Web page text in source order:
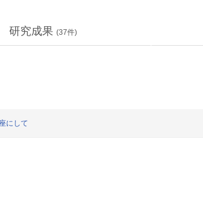
研究成果 (37件)
にして